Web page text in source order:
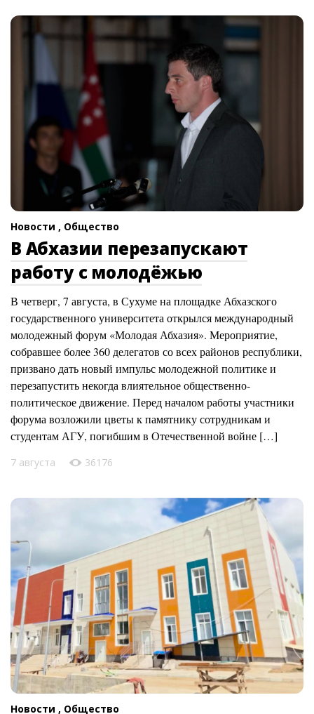
Новости , Общество
В Абхазии перезапускают
работу с молодёжью
В четверг, 7 августа, в Сухуме на площадке Абхазского
государственного университета открылся международный
молодежный форум «Молодая Абхазия». Мероприятие,
собравшее более 360 делегатов со всех районов республики,
призвано дать новый импульс молодежной политике и
перезапустить некогда влиятельное общественно-
политическое движение. Перед началом работы участники
форума возложили цветы к памятнику сотрудникам и
студентам АГУ, погибшим в Отечественной войне […]
7 августа 36176
Новости , Общество